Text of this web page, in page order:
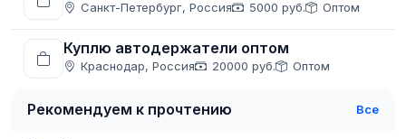
Санкт-Петербург, Россия 5000 руб. Оптом
Куплю автодержатели оптом
Краснодар, Россия 20000 руб. Оптом
Рекомендуем к прочтению Все